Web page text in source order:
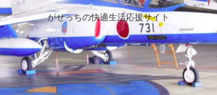
がせっちの快適生活応援サイト